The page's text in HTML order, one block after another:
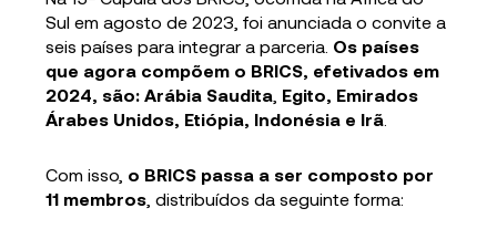
Sul em agosto de 2023, foi anunciada o convite a
seis países para integrar a parceria. Os países
que agora compõem o BRICS, efetivados em
2024, são: Arábia Saudita Egito, Emirados
Árabes Unidos, Etiópia, Indonésia e Irã
Com isso, o BRICS passa a ser composto por
11 membros , distribuídos da seguinte forma: